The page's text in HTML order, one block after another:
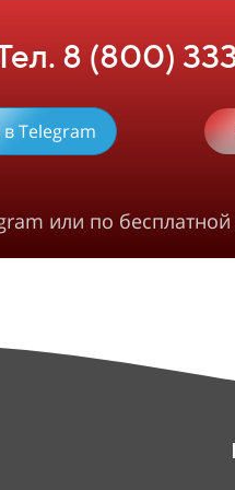
8 (800)
Telegram
или по